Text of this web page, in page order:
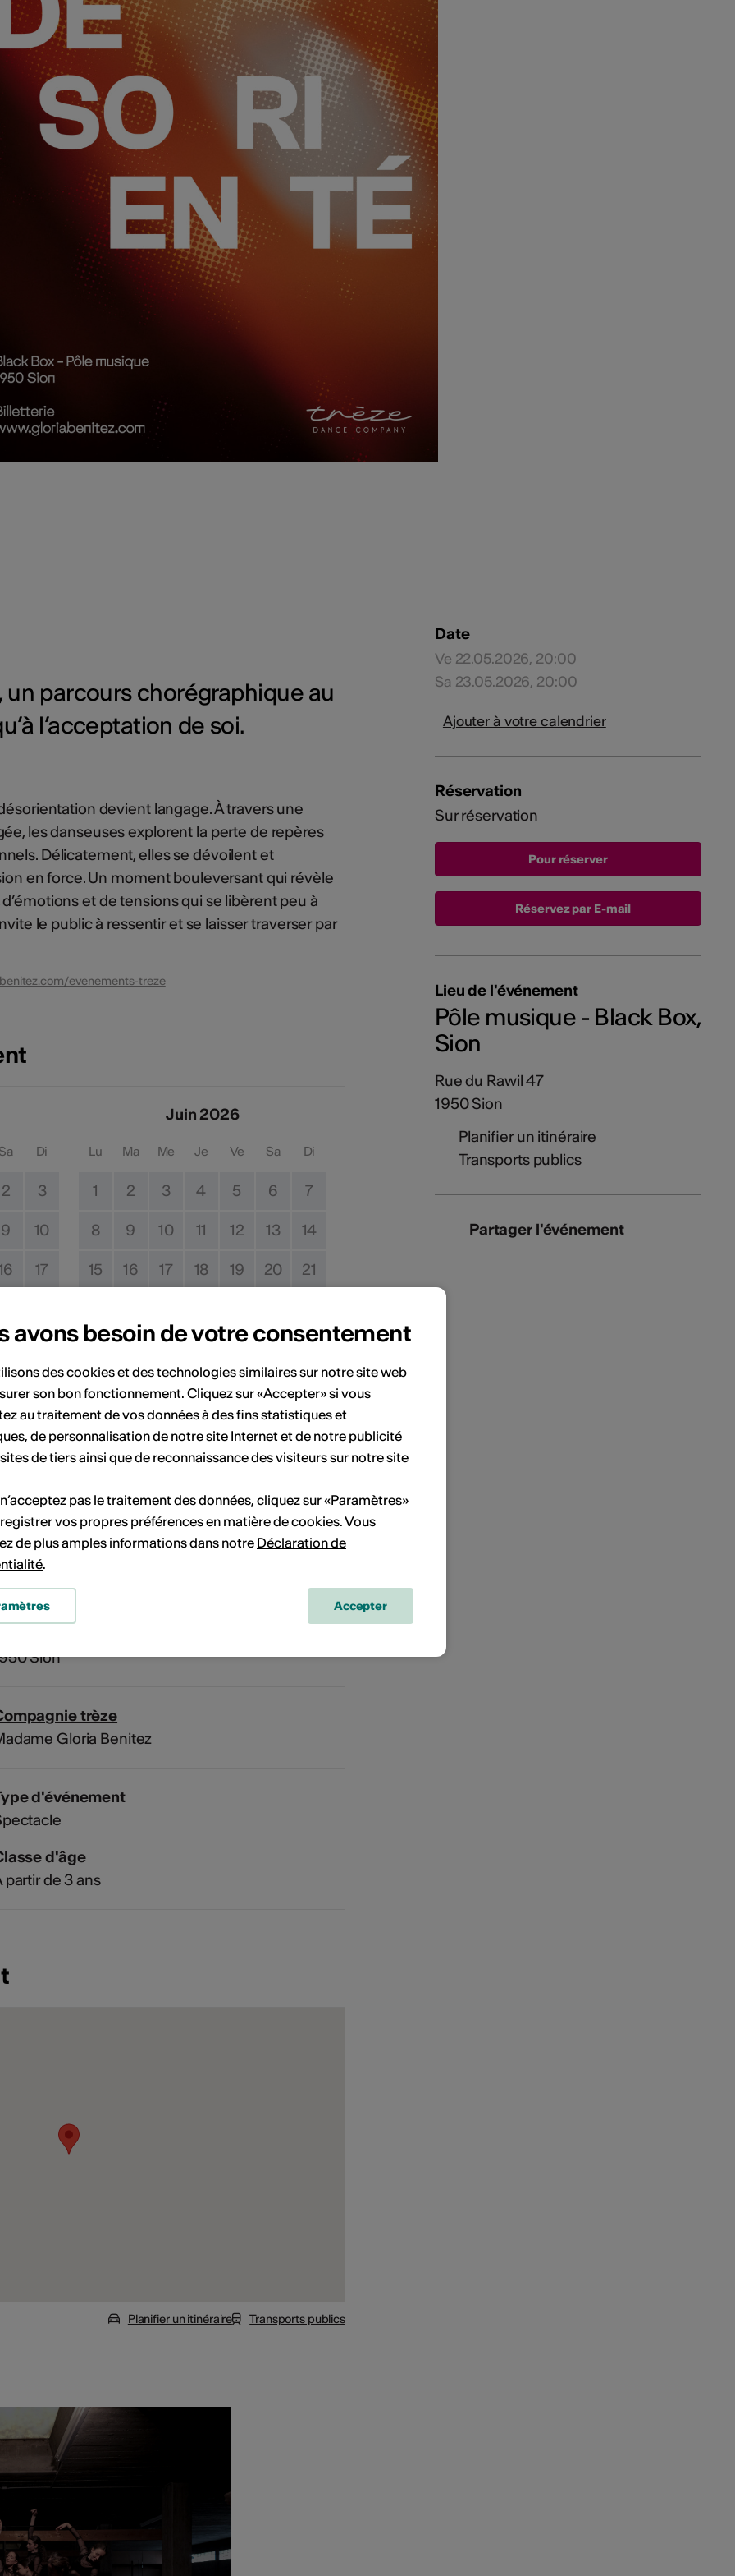
parcours chorégraphique au
l’acceptation de soi.
devient langage. À travers une
les danseuses explorent la perte de repères
Délicatement, elles se dévoilent et
en force. Un moment bouleversant qui révèle
et de tensions qui se libèrent peu à
le public à ressentir et se laisser traverser par
evenements-treze
Sa Di
2 3
9 10
17
30 31
Juin 2026
Lu Ma Me Je Ve Sa Di
1 2 3 4 5 6 7
8 9 10 11 12 13 14
15 16 17 18 19 20 21
29 30
Pas de date de mise en œuvre
à votre calendrier.
musique - Black Box, Sion
Sion
trèze
Gloria Benitez
d'événement
d'âge
partir de 3 ans
Planifier un itinéraire Transports publics
Date
Ve 22.05.2026, 20:00
Sa 23.05.2026, 20:00
Ajouter à votre calendrier
Réservation
Sur réservation
Réservez par E-mail
Lieu de l'événement
Pôle musique - Black Box,
Sion
Rue du Rawil 47
1950 Sion
Planifier un itinéraire
Transports publics
Partager l'événement
avons besoin de votre consentement
des cookies et des technologies similaires sur notre site web
son bon fonctionnement. Cliquez sur «Accepter» si vous
au traitement de vos données à des fins statistiques et
de personnalisation de notre site Internet et de notre publicité
de tiers ainsi que de reconnaissance des visiteurs sur notre site
pas le traitement des données, cliquez sur «Paramètres»
vos propres préférences en matière de cookies. Vous
de plus amples informations dans notre Déclaration de
.
Accepter